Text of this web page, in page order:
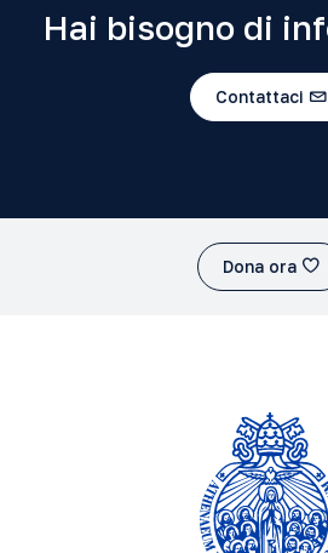
Hai bisogno di
Contattaci
Dona ora